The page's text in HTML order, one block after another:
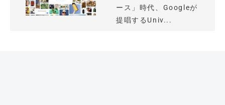
ース」時代、Googleが
提唱するUniv...